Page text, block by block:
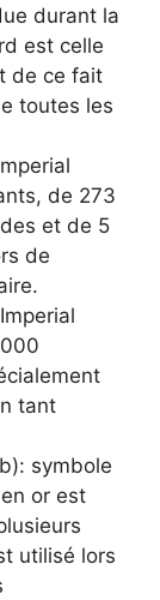
durant la
est celle
de ce fait
toutes les
de 273
et de 5
de
tant
symbole
or est
utilisé lors